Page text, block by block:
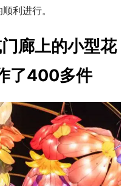
利进行。
廊上的小型花
了400多件